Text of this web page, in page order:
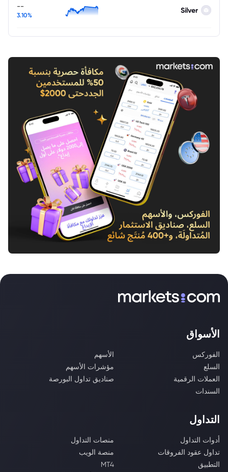
Silver
--
3.10%
الأسواق
الفوركس
الأسهم
السلع
مؤشرات الأسهم
العملات الرقمية
صناديق تداول البورصة
السندات
التداول
أدوات التداول
منصات التداول
تداول عقود الفروقات
منصة الويب
التطبيق
MT4